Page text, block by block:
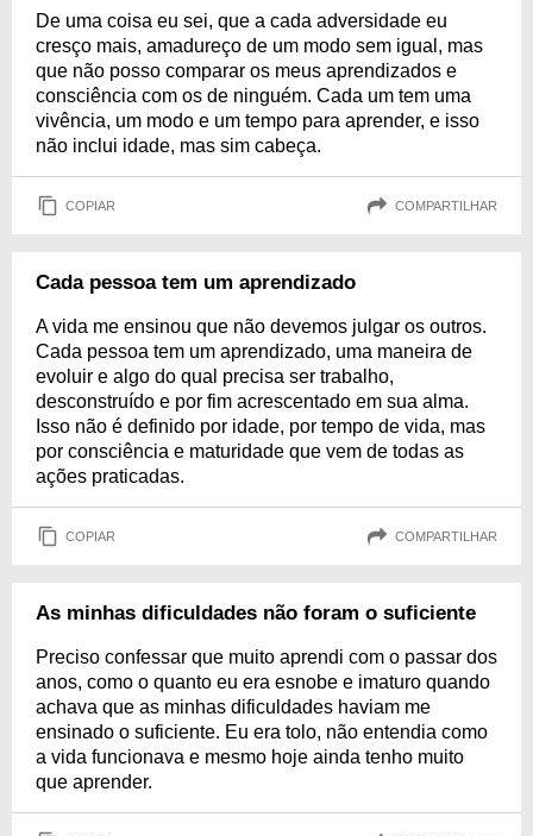
De uma coisa eu sei, que a cada adversidade eu
cresço mais, amadureço de um modo sem igual, mas
que não posso comparar os meus aprendizados e
consciência com os de ninguém. Cada um tem uma
vivência, um modo e um tempo para aprender, e isso
não inclui idade, mas sim cabeça.
COPIAR COMPARTILHAR
Cada pessoa tem um aprendizado
A vida me ensinou que não devemos julgar os outros.
Cada pessoa tem um aprendizado, uma maneira de
evoluir e algo do qual precisa ser trabalho,
desconstruído e por fim acrescentado em sua alma.
Isso não é definido por idade, por tempo de vida, mas
por consciência e maturidade que vem de todas as
ações praticadas.
COPIAR COMPARTILHAR
As minhas dificuldades não foram o suficiente
Preciso confessar que muito aprendi com o passar dos
anos, como o quanto eu era esnobe e imaturo quando
achava que as minhas dificuldades haviam me
ensinado o suficiente. Eu era tolo, não entendia como
a vida funcionava e mesmo hoje ainda tenho muito
que aprender.